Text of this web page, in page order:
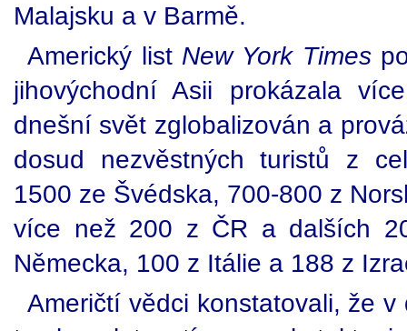
Malajsku a v Barmě.
Americký list New York Times
jihovýchodní Asii prokázala
dnešní svět zglobalizován a
dosud nezvěstných turistů z
1500 ze Švédska, 700-800 z
více než 200 z ČR a dalších
Německa, 100 z Itálie a 188 z
Američtí vědci konstatovali, že